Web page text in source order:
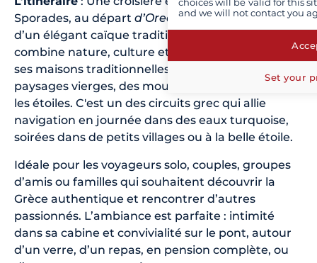
Sporades, au départ d’Oreous(Eubée), à bord
d’un élégant caïque traditionnel. L’itinéraire
combine nature, culture et détente :
et
ses maisons traditionnelles, Alonissos et ses
paysages vierges, des mouillages solitaires sous
les étoiles. C'est un des circuits grec qui allie
navigation en journée dans des eaux turquoise,
soirées dans de petits villages ou à la belle étoile.
Idéale pour les voyageurs solo, couples, groupes
d’amis ou familles qui souhaitent découvrir la
Grèce authentique et rencontrer d’autres
passionnés. L’ambiance est parfaite : intimité
dans sa cabine et convivialité sur le pont, autour
d’un verre, d’un repas, en pension complète, ou
and we will not contact you
Set your